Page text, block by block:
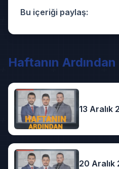
Bu içeriği paylaş:
Haftanın Ardından
13 Aralık
20 Aralık